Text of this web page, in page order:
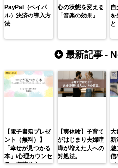
PayPal（ペイパ
ル）決済の導入方
法
心の状態を変える
「音楽の効果」
自
を
と
最新記事 -
【電子書籍プレゼ
ント（無料）】
「幸せが見つかる
本」/心理カウンセ
ラー衛藤信之
【実体験】子育て
がはじまり夫婦喧
嘩が増えた人への
対処法。
大
新
魅
信
（